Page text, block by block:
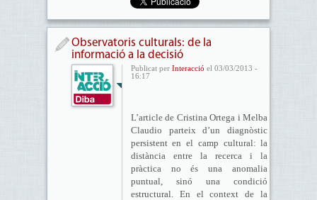
Observatoris culturals: de la
informació a la decisió
Publicat per Interacció el 03/03/2013 -
16:17
L’article de Cristina Ortega i Melba
Claudio parteix d’un diagnòstic
persistent en el camp cultural: la
distància entre la recerca i la
pràctica no és una anomalia
puntual, sinó una condició
estructural. En el context de la